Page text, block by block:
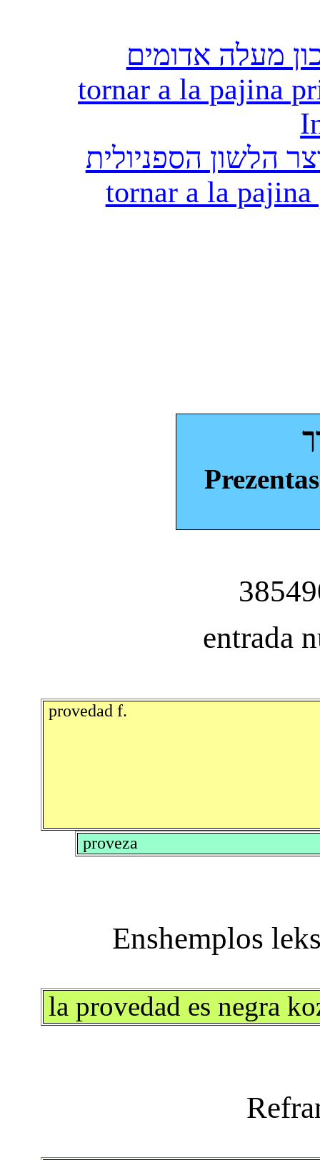
מעלה אדומים
tornar a la pajina
הלשון הספניולית
tornar a la
entrada
provedad f.
proveza
la provedad es negra